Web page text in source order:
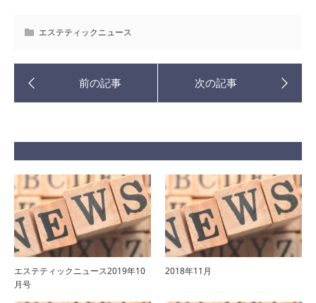
エステティックニュース
エステティックニュース2019年10
月号
2018年11月